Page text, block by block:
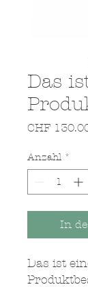
Das
CHF
Anzahl *
In
Das ist